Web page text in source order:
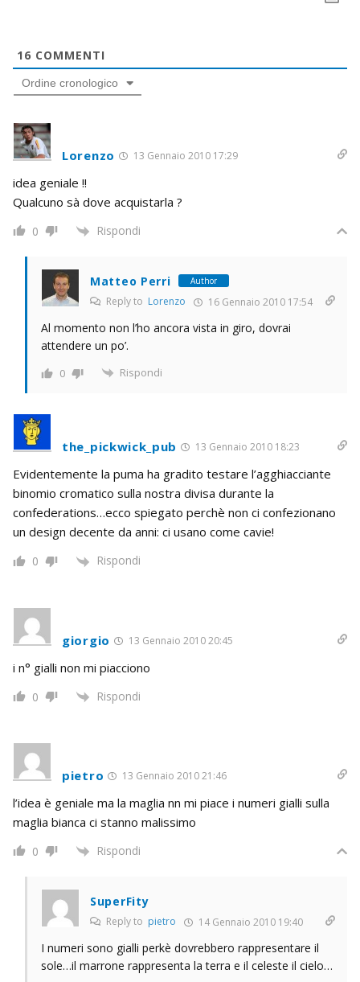
16 COMMENTI
Ordine cronologico
Lorenzo 13 Gennaio 2010 17:29
idea geniale !!
Qualcuno sà dove acquistarla ?
0 Rispondi
Matteo Perri Author
Reply to Lorenzo 16 Gennaio 2010 17:54
Al momento non l’ho ancora vista in giro, dovrai
attendere un po’.
0 Rispondi
the_pickwick_pub 13 Gennaio 2010 18:23
Evidentemente la puma ha gradito testare l’agghiacciante
binomio cromatico sulla nostra divisa durante la
confederations…ecco spiegato perchè non ci confezionano
un design decente da anni: ci usano come cavie!
0 Rispondi
giorgio 13 Gennaio 2010 20:45
i n° gialli non mi piacciono
0 Rispondi
pietro 13 Gennaio 2010 21:46
l’idea è geniale ma la maglia nn mi piace i numeri gialli sulla
maglia bianca ci stanno malissimo
0 Rispondi
SuperFity
Reply to pietro 14 Gennaio 2010 19:40
I numeri sono gialli perkè dovrebbero rappresentare il
sole…il marrone rappresenta la terra e il celeste il cielo…